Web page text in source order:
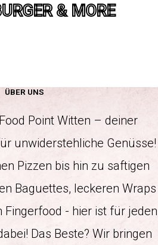
& MORE
ÜBER UNS
Point Witten – deiner
unwiderstehliche Genüsse!
Pizzen bis hin zu saftigen
Baguettes, leckeren Wraps
- hier ist für jeden
Das Beste? Wir bringen